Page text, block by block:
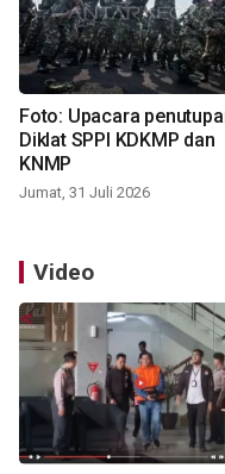
Foto: Upacara
Diklat SPPI KDKMP dan
KNMP
Jumat, 31 Juli 2026
Video